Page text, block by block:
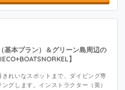
基本プラン）＆グリーン島周辺の
】
れいなスポットまで、ダイビング専
グします。インストラクター（英）